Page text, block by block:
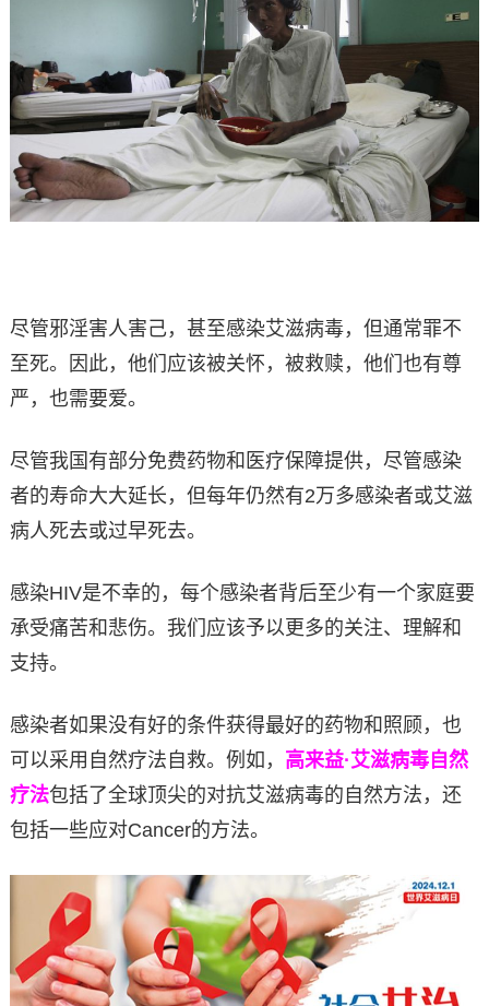
尽管邪淫害人害己，甚至感染艾滋病毒，但通常罪不
至死。因此，他们应该被关怀，被救赎，他们也有尊
严，也需要爱。
尽管我国有部分免费药物和医疗保障提供，尽管感染
者的寿命大大延长，但每年仍然有2万多感染者或艾滋
病人死去或过早死去。
感染HIV是不幸的，每个感染者背后至少有一个家庭要
承受痛苦和悲伤。我们应该予以更多的关注、理解和
支持。
感染者如果没有好的条件获得最好的药物和照顾，也
可以采用自然疗法自救。例如， 高来益·艾滋病毒自然
疗法包括了全球顶尖的对抗艾滋病毒的自然方法，还
包括一些应对Cancer的方法。